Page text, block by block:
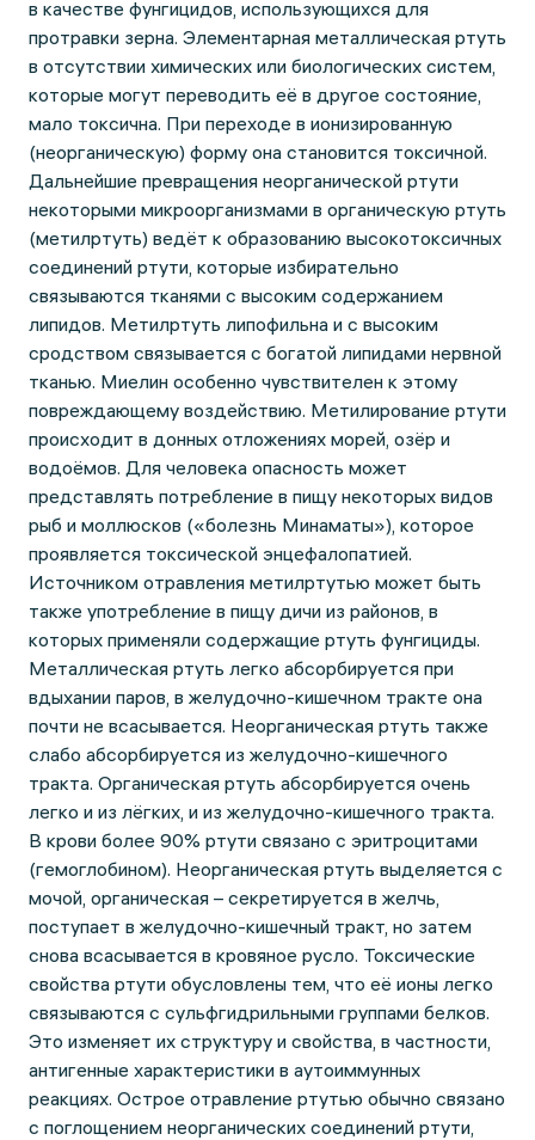
в качестве фунгицидов, использующихся для
протравки зерна. Элементарная металлическая ртуть
в отсутствии химических или биологических систем,
которые могут переводить её в другое состояние,
мало токсична. При переходе в ионизированную
(неорганическую) форму она становится токсичной.
Дальнейшие превращения неорганической ртути
некоторыми микроорганизмами в органическую ртуть
(метилртуть) ведёт к образованию высокотоксичных
соединений ртути, которые избирательно
связываются тканями с высоким содержанием
липидов. Метилртуть липофильна и с высоким
сродством связывается с богатой липидами нервной
тканью. Миелин особенно чувствителен к этому
повреждающему воздействию. Метилирование ртути
происходит в донных отложениях морей, озёр и
водоёмов. Для человека опасность может
представлять потребление в пищу некоторых видов
рыб и моллюсков («болезнь Минаматы»), которое
проявляется токсической энцефалопатией.
Источником отравления метилртутью может быть
также употребление в пищу дичи из районов, в
которых применяли содержащие ртуть фунгициды.
Металлическая ртуть легко абсорбируется при
вдыхании паров, в желудочно-кишечном тракте она
почти не всасывается. Неорганическая ртуть также
слабо абсорбируется из желудочно-кишечного
тракта. Органическая ртуть абсорбируется очень
легко и из лёгких, и из желудочно-кишечного тракта.
В крови более 90% ртути связано с эритроцитами
(гемоглобином). Неорганическая ртуть выделяется с
мочой, органическая – секретируется в желчь,
поступает в желудочно-кишечный тракт, но затем
снова всасывается в кровяное русло. Токсические
свойства ртути обусловлены тем, что её ионы легко
связываются с сульфгидрильными группами белков.
Это изменяет их структуру и свойства, в частности,
антигенные характеристики в аутоиммунных
реакциях. Острое отравление ртутью обычно связано
с поглощением неорганических соединений ртути,